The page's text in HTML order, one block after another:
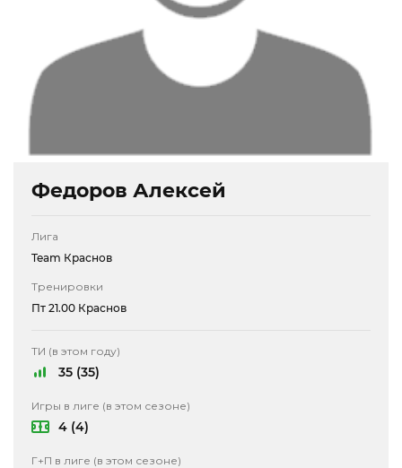
Федоров Алексей
Лига
Team Краснов
Тренировки
Пт 21.00 Краснов
ТИ (в этом году)
35 (35)
Игры в лиге (в этом сезоне)
4 (4)
Г+П в лиге (в этом сезоне)